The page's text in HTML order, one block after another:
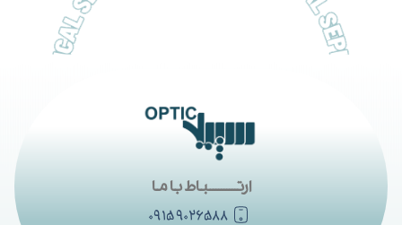
ارتــــــــــباط با ما
۰۹۱۵۹۰۲۶۵۸۸